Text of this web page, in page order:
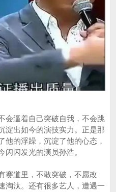
会逼着自己突破自我，不会跳
淀出如今的演技实力。正是那
他的浮躁，沉淀了他的心态，
闪发光的演员孙浩。
赛道里，不敢突破，不愿改
淘汰。还有很多艺人，遭遇一